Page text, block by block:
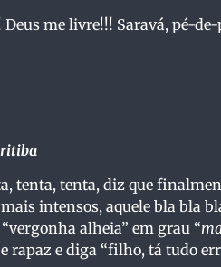
me livre!!! Saravá, pé-
tenta, tenta, diz que
intensos, aquele bla bla
alheia” em grau “
rapaz e diga “filho, tá tudo